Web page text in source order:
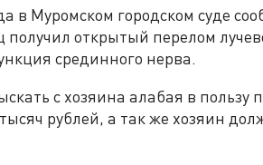
в Муромском городском суде
открытый перелом
срединного нерва.
с хозяина алабая в пользу
рублей, а так же хозяин